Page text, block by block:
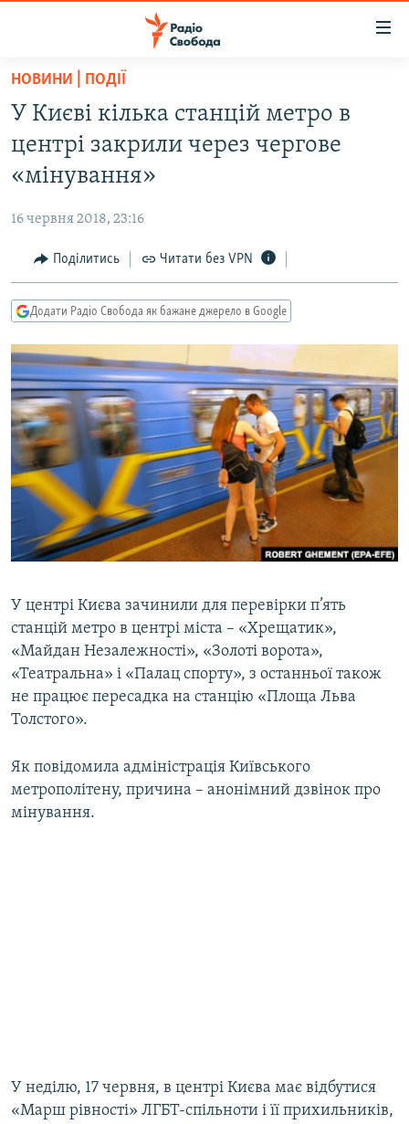
Перейти
основного
матеріалу
Перейти
до
основної
навігації
Перейти
до
пошуку
СТАТТІ
ЕКОНОМІКА
СУСПІЛЬСТВО
УКРАЇНА
СВІТ
РОСІЙСЬКА «ФІЛЬТРАЦІЯ»
ДОНБАС.РЕАЛІЇ
ТИ ЯК?
СХЕМИ
ПРИАЗОВ’Я
КИТАЙ.ВИКЛИКИ
МУЛЬТИМЕДІА
ФОТО
СПЕЦПРОЄКТИ
ПОДКАСТИ
КРИМ РЕАЛІЇ
РУС
УКР
КТАТ
НОВИНИ | ПОДІЇ
У Києві кілька станцій метро в
центрі закрили через чергове
«мінування»
16 червня 2018, 23:16
Поділитись Читати без VPN
Додати Радіо Свобода як бажане джерело в Google
У центрі Києва зачинили для перевірки п’ять
станцій метро в центрі міста – «Хрещатик»,
«Майдан Незалежності», «Золоті ворота»,
«Театральна» і «Палац спорту», з останньої також
не працює пересадка на станцію «Площа Льва
Толстого».
Як повідомила адміністрація Київського
метрополітену, причина – анонімний дзвінок про
мінування.
У неділю, 17 червня, в центрі Києва має відбутися
«Марш рівності» ЛГБТ-спільноти і її прихильників,